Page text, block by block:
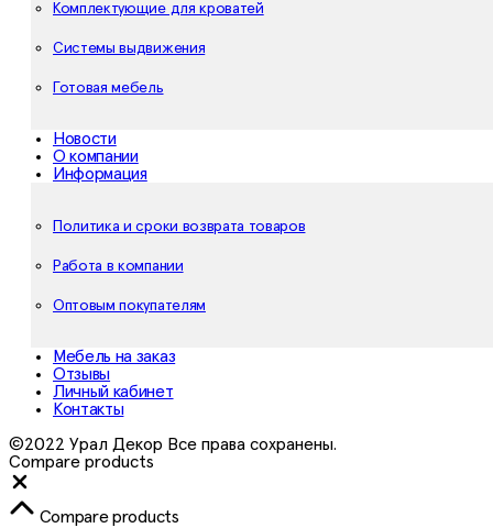
Комплектующие для кроватей
Системы выдвижения
Готовая мебель
Новости
О компании
Информация
Политика и сроки возврата товаров
Работа в компании
Оптовым покупателям
Мебель на заказ
Отзывы
Личный кабинет
Контакты
©2022 Урал Декор Все права сохранены.
Compare products
Compare products